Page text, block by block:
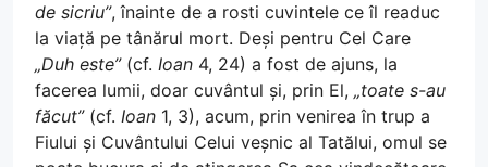
de sicriu”, înainte de a rosti cuvintele ce îl readuc
la viață pe tânărul mort. Deși pentru Cel Care
„Duh este”(cf. Ioan 4, 24) a fost de ajuns, la
facerea lumii, doar cuvântul și, prin El, „toate s-au
făcut”(cf. Ioan 1, 3), acum, prin venirea în trup a
Fiului și Cuvântului Celui veșnic al Tatălui, omul se